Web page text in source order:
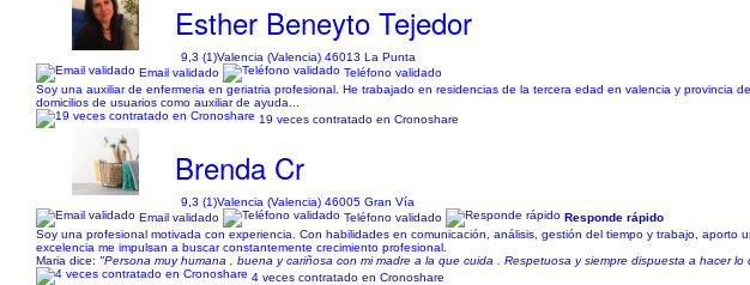
Esther Beneyto Tejedor
9,3 (1)Valencia (Valencia) 46013 La Punta
Email validado
Teléfono validado
Soy una auxiliar de enfermeria en geriatria profesional. He trabajado en residencias de la tercera edad en valencia y provincia
domicilios de usuarios como auxiliar de ayuda...
19 veces contratado en Cronoshare
Brenda Cr
9,3 (1)Valencia (Valencia) 46005 Gran Vía
Email validado
Teléfono validado
Responde rápido
Soy una profesional motivada con experiencia. Con habilidades en comunicación, análisis, gestión del tiempo y trabajo,
excelencia me impulsan a buscar constantemente crecimiento profesional.
Maria dice: "Persona muy humana , buena y cariñosa con mi madre a la que cuida . Respetuosa y siempre dispuesta a hacer
4 veces contratado en Cronoshare